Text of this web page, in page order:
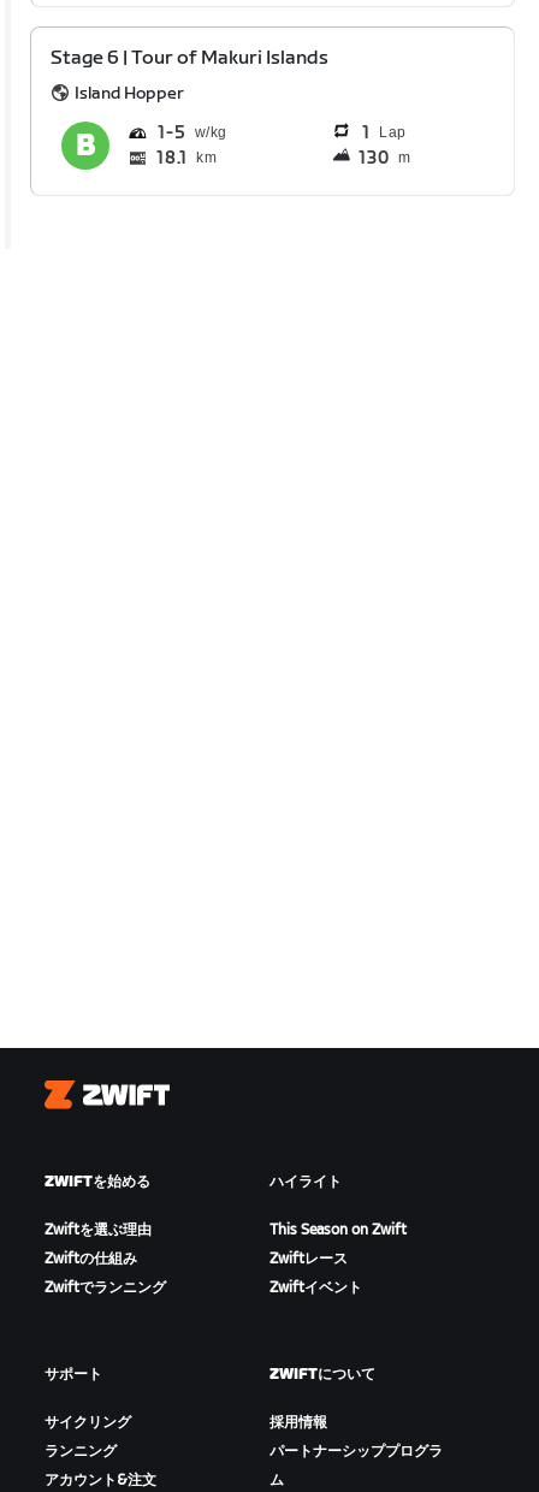
Stage 6 | Tour of Makuri Islands
Island Hopper
1 5 1 Lap
18.1 km 130 m
Zwift
ZWIFTを始める
Zwiftを選ぶ理由
Zwiftの仕組み
Zwiftでランニング
ハイライト
This Season on Zwift
Zwiftレース
Zwiftイベント
サポート
サイクリング
ランニング
アカウント&注文
ZWIFTについて
採用情報
パートナーシッププログラ
ム